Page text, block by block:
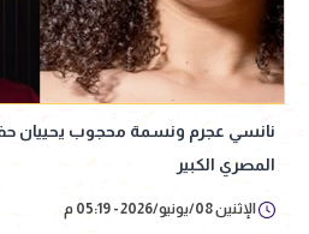
نانسي عجرم ونسمة محجوب يحييان
المصري الكبير
الإثنين 08/يونيو/2026 - 05:19 م